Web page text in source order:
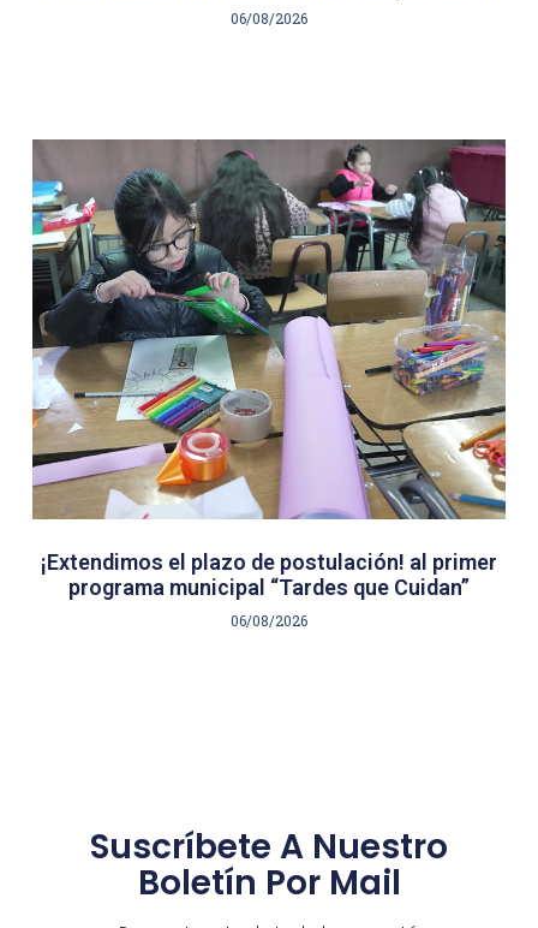
06/08/2026
¡Extendimos el plazo de postulación! al primer
programa municipal “Tardes que Cuidan”
06/08/2026
Suscríbete A Nuestro
Boletín Por Mail